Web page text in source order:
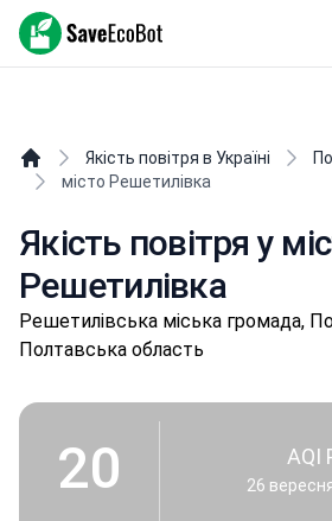
SaveEcoBot
Якість повітря в Україні
місто Решетилівка
Якість повітря у
Решетилівка
Рeшeтилівськa міська громада,
Полтавська область
20 AQI
26